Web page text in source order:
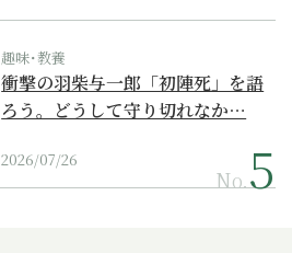
趣味･教養
衝撃の羽柴与一郎「初陣死」を語
ろう。どうして守り切れなか…
2026/07/26
No.